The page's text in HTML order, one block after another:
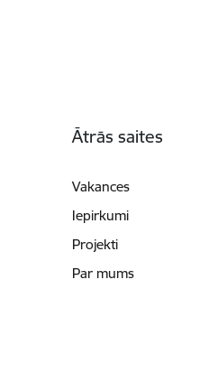
Ātrās saites
Vakances
Iepirkumi
Projekti
Par mums